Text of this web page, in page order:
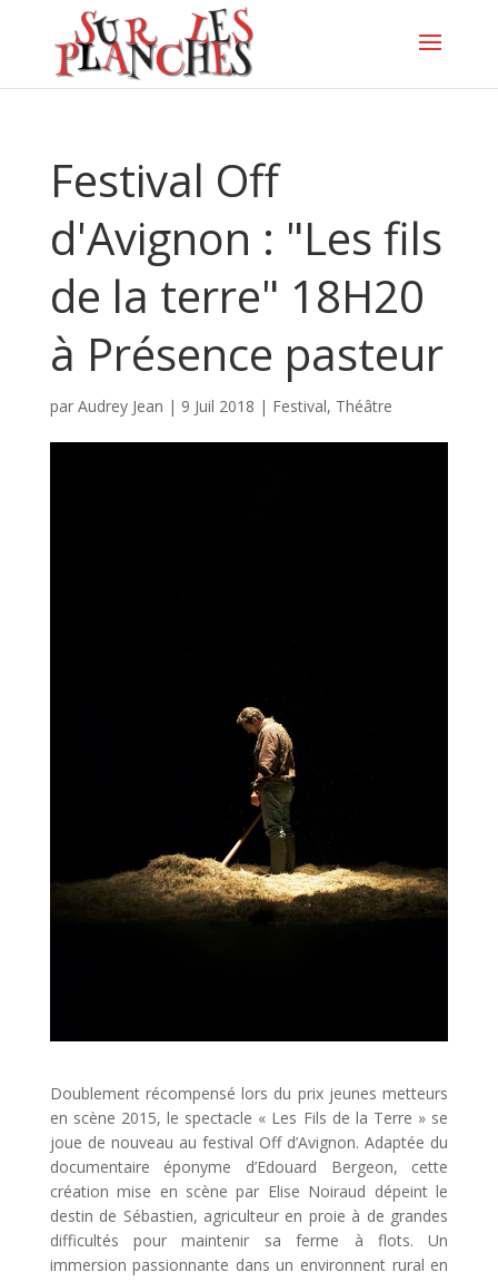
Festival Off
d'Avignon : "Les fils
de la terre" 18H20
à Présence pasteur
par Audrey Jean | 9 Juil 2018 | Festival, Théâtre
Doublement récompensé lors du prix jeunes metteurs
en scène 2015, le spectacle « Les Fils de la Terre » se
joue de nouveau au festival Off d’Avignon. Adaptée du
documentaire éponyme d’Edouard Bergeon, cette
création mise en scène par Elise Noiraud dépeint le
destin de Sébastien, agriculteur en proie à de grandes
difficultés pour maintenir sa ferme à flots. Un
immersion passionnante dans un environnent rural en